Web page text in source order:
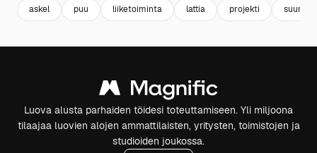
askel puu liiketoiminta lattia projekti
Luova alusta parhaiden töidesi toteuttamiseen. Yli miljoona
tilaajaa luovien alojen ammattilaisten, yritysten, toimistojen ja
studioiden joukossa.